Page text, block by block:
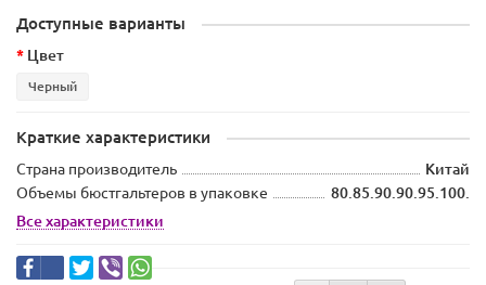
Доступные варианты
Цвет
Черный
Краткие характеристики
Страна производитель
Китай
Объемы бюстгальтеров в упаковке
80.85.90.90.95.100.
Все характеристики